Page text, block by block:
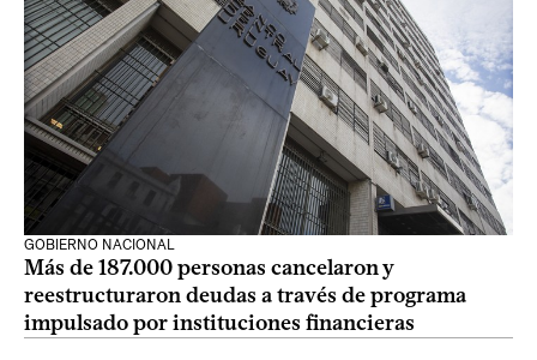
GOBIERNO NACIONAL
Más de 187.000 personas cancelaron y
reestructuraron deudas a través de programa
impulsado por instituciones financieras